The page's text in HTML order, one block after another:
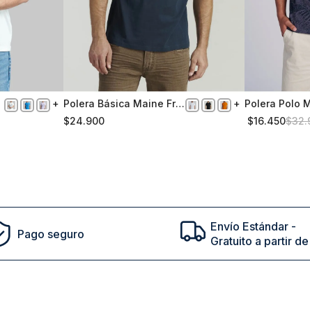
M
Polera Básica Maine Fr
Marine
$24.900
S
Polera Polo
$16.450$32.
Pago seguro
Envío Estándar -
Gratuito a partir